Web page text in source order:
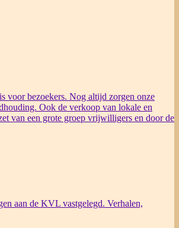
voor bezoekers. Nog altijd zorgen onze
Ook de verkoop van lokale en
van een grote groep vrijwilligers en door de
aan de KVL vastgelegd. Verhalen,